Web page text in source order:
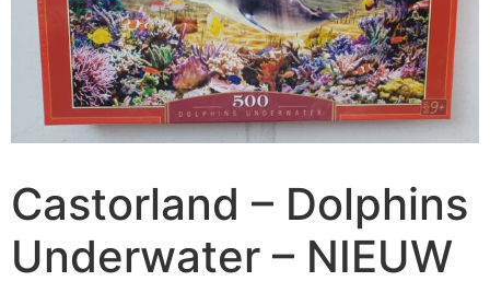
Castorland – Dolphins
Underwater – NIEUW